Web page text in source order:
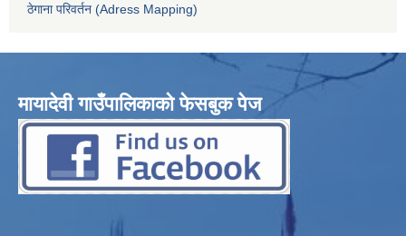
ठेगाना परिवर्तन (Adress Mapping)
मायादेवी गाउँपालिकाको फेसबुक पेज